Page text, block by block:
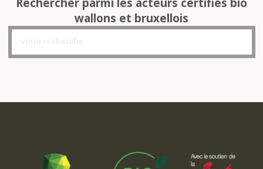
wallons et bruxellois